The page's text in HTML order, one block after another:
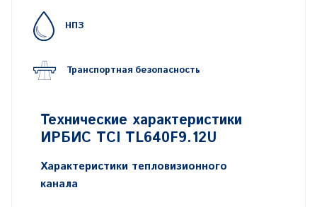
может отличаться от указанной и зависит от
фактических значений ряда параметров,
относящихся к контролируемой области (в том
числе внешние воздействующие факторы
окружающей среды), самой цели и наблюдателю
НПЗ
Транспортная безопасность
Технические характеристики
ИРБИС ТСI TL640F9.12U
Характеристики тепловизионного
канала